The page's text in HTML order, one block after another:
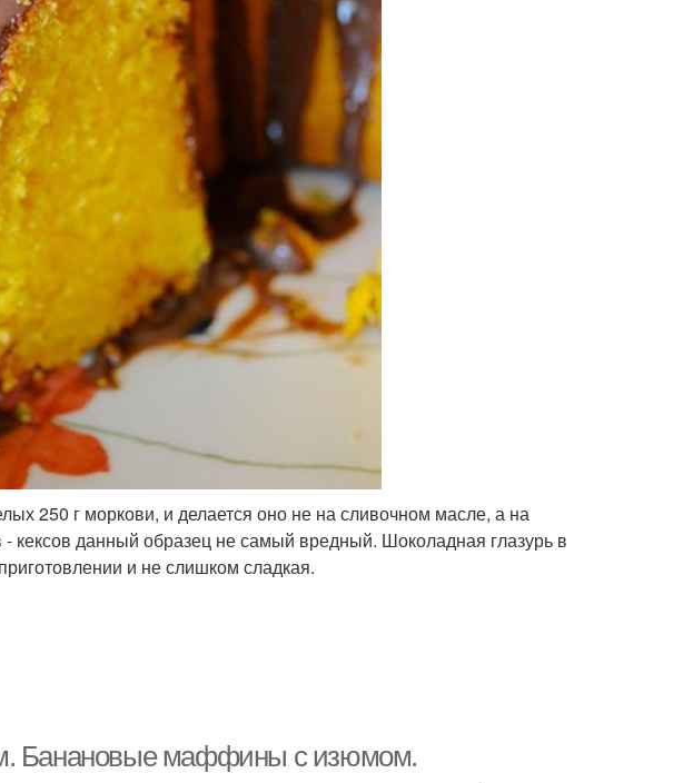
250 г моркови, и делается оно не на сливочном масле, а на
- кексов данный образец не самый вредный. Шоколадная глазурь в
и не слишком сладкая.
Банановые маффины с изюмом.